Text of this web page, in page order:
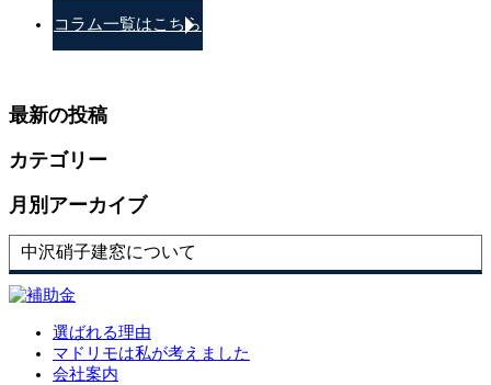
コラム一覧はこちら
最新の投稿
カテゴリー
月別アーカイブ
中沢硝子建窓について
選ばれる理由
マドリモは私が考えました
会社案内